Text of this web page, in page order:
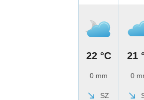
22 °C
0 mm
SZ
21
0